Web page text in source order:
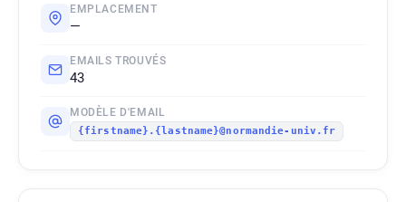
EMPLACEMENT
—
EMAILS TROUVÉS
43
MODÈLE D'EMAIL
{firstname}.{lastname}@normandie-univ.fr